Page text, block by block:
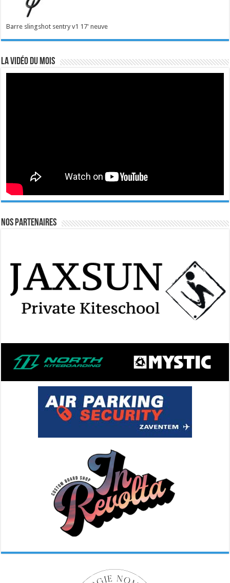
Barre slingshot sentry v1 17' neuve
La vidéo du mois
Nos Partenaires